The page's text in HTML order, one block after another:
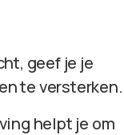
geef je je
te versterken.
helpt je om